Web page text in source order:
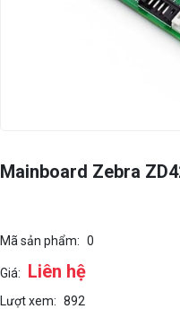
Mainboard Zebra
Mã sản phẩm: 0
Giá: Liên hệ
Lượt xem: 892